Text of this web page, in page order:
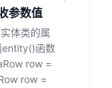
参数值
体类的属
entity()函数
row =
row =